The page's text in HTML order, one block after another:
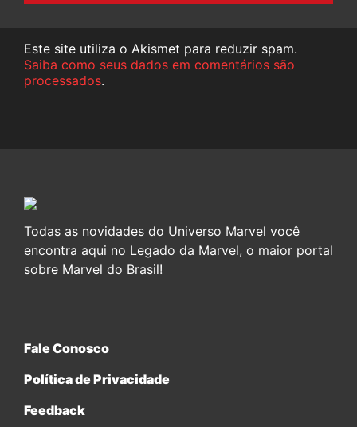
Este site utiliza o Akismet para reduzir spam.
Saiba como seus dados em comentários são
processados.
Todas as novidades do Universo Marvel você
encontra aqui no Legado da Marvel, o maior portal
sobre Marvel do Brasil!
Fale Conosco
Política de Privacidade
Feedback